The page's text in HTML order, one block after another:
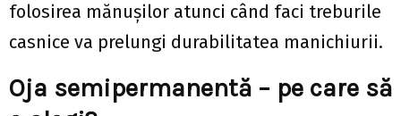
folosirea mănușilor atunci când faci treburile
casnice va prelungi durabilitatea manichiurii.
Oja semipermanentă – pe care să